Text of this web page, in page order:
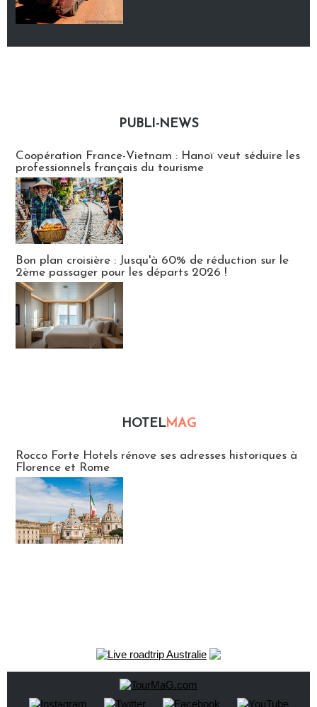
PUBLI-NEWS
Coopération France-Vietnam : Hanoï veut séduire les
professionnels français du tourisme
Bon plan croisière : Jusqu'à 60% de réduction sur le
2ème passager pour les départs 2026 !
HOTELMAG
Rocco Forte Hotels rénove ses adresses historiques à
Florence et Rome